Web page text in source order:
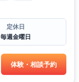
定休日
毎週金曜日
体験・相談予約